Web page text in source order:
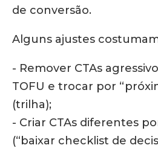
de conversão.
Alguns ajustes
- Remover CTAs
TOFU e trocar por
(trilha);
- Criar CTAs diferentes
(“baixar checklist de